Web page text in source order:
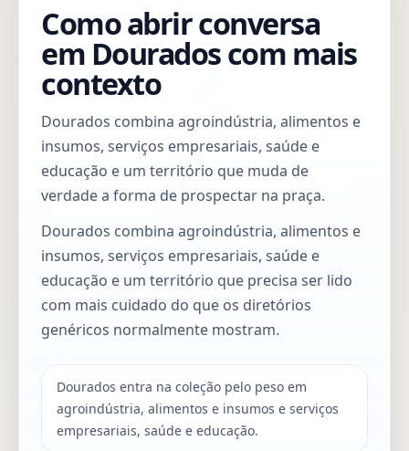
Como abrir conversa
em Dourados com mais
contexto
Dourados combina agroindústria, alimentos e
insumos, serviços empresariais, saúde e
educação e um território que muda de
verdade a forma de prospectar na praça.
Dourados combina agroindústria, alimentos e
insumos, serviços empresariais, saúde e
educação e um território que precisa ser lido
com mais cuidado do que os diretórios
genéricos normalmente mostram.
Dourados entra na coleção pelo peso em
agroindústria, alimentos e insumos e serviços
empresariais, saúde e educação.